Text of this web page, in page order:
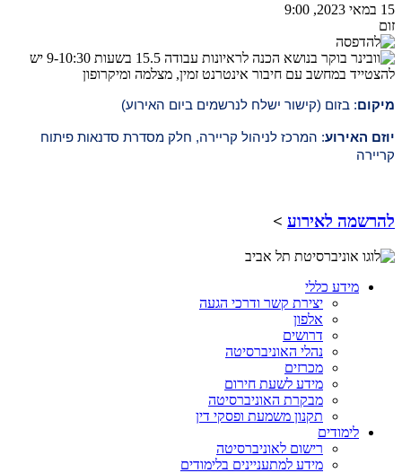
15 במאי 2023, 9:00
זום
מיקום: בזום (קישור ישלח לנרשמים ביום האירוע)
יוזם האירוע: המרכז לניהול קריירה, חלק מסדרת סדנאות פיתוח
קריירה
להרשמה לאירוע >
מידע כללי
יצירת קשר ודרכי הגעה
אלפון
דרושים
נהלי האוניברסיטה
מכרזים
מידע לשעת חירום
מבקרת האוניברסיטה
תקנון משמעת ופסקי דין
לימודים
רישום לאוניברסיטה
מידע למתעניינים בלימודים